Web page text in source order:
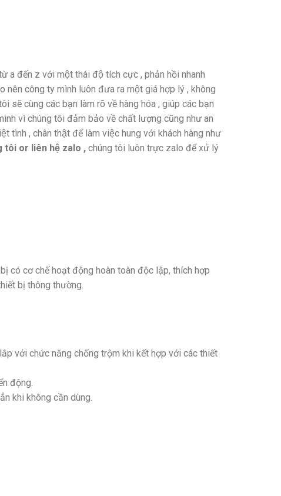
a đến z với một thái độ tích cực , phản hồi nhanh
nên công ty mình luôn đưa ra một giá hợp lý , không
sẽ cùng các bạn làm rõ về hàng hóa , giúp các bạn
vì chúng tôi đảm bảo về chất lượng cũng như an
tình , chân thật để làm việc hung với khách hàng như
tôi or liên hệ zalo , chúng tôi luôn trực zalo để xử lý
có cơ chế hoạt động hoàn toàn độc lập, thích hợp
bị thông thường.
với chức năng chống trộm khi kết hợp với các thiết
động.
khi không cần dùng.